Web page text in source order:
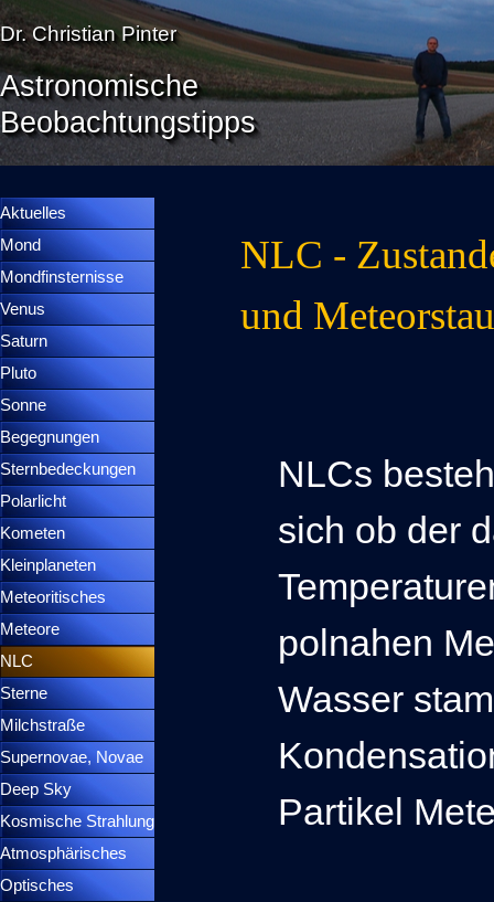
Direkt zum Seiteninhalt
Dr. Christian Pinter
Astronomische
Beobachtungstipps
Aktuelles
Mond
Mondfinsternisse
Venus
Saturn
Pluto
Sonne
Begegnungen
Sternbedeckungen
Polarlicht
Kometen
Kleinplaneten
Meteoritisches
Meteore
NLC
Sterne
Milchstraße
Supernovae, Novae
Deep Sky
Kosmische Strahlung
Atmosphärisches
Optisches
NLC -
und
NLCs
sich ob der
polnahen
Wasser
Partikel